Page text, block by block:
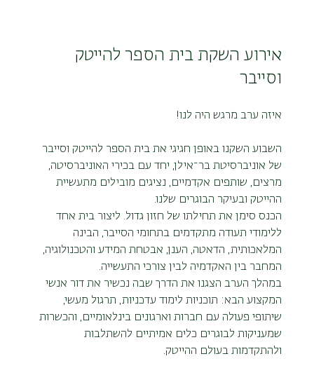
אירוע השקת בית הספר להייטק
וסייבר
איזה ערב מרגש היה לנו!
השבוע השקנו באופן חגיגי את בית הספר להייטק וסייבר
של אוניברסיטת בר־אילן, יחד עם בכירי האוניברסיטה,
מרצים, שותפים אקדמיים, נציגים מובילים מתעשיית
ההייטק ובעיקר הבוגרים שלנו.
הכנס סימן את תחילתו של חזון גדול. ליצור בית אחד
ללימודי תעודה מתקדמים בתחומי הסייבר, הבינה
המלאכותית, הדאטה, הענן, אבטחת המידע והטכנולוגיה,
המחבר בין האקדמיה לבין צורכי התעשייה.
במהלך הערב הצגנו את הדרך שבה נכשיר את דור אנשי
המקצוע הבא: תוכניות לימוד עדכניות, תרגול מעשי,
שיתופי פעולה עם חברות וארגונים בינלאומיים, והכשרות
שמעניקות לבוגרים כלים אמיתיים להשתלבות
ולהתקדמות בעולם ההייטק.